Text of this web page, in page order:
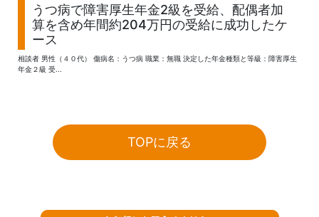
うつ病で障害厚生年金2級を受給、配偶者加
算を含め年間約204万円の受給に成功したケ
ース
相談者 男性（４０代） 傷病名：うつ病 職業：無職 決定した年金種類と等級：障害厚生
年金２級 受...
TOPに戻る